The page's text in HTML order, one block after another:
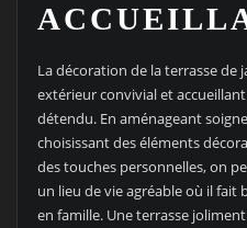
La décoration de la terrasse de
extérieur convivial et
détendu. En aménageant
choisissant des éléments
des touches personnelles, on
un lieu de vie agréable où il
en famille. Une terrasse